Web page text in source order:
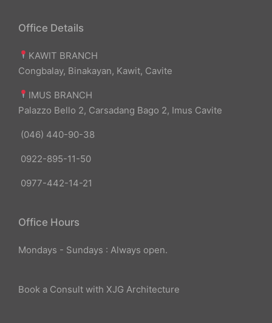
Office Details
KAWIT BRANCH
Congbalay, Binakayan, Kawit, Cavite
IMUS BRANCH
Palazzo Bello 2, Carsadang Bago 2, Imus Cavite
(046) 440-90-38
0922-895-11-50
0977-442-14-21
Office Hours
Mondays - Sundays : Always open.
Book a Consult with XJG Architecture